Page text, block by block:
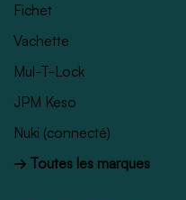
Fichet
Vachette
Mul-T-Lock
JPM Keso
Nuki (connecté)
→ Toutes les marques